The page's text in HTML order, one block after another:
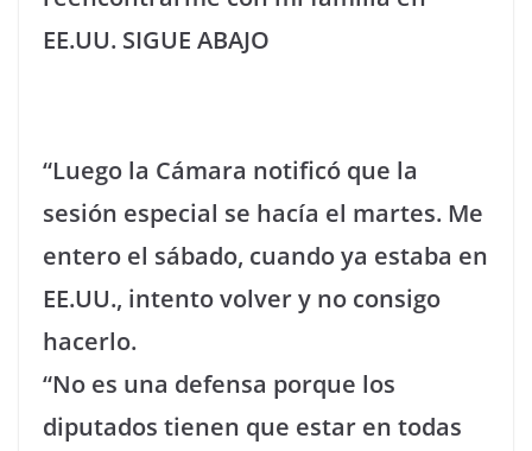
EE.UU. SIGUE ABAJO
“Luego la Cámara notificó que la
sesión especial se hacía el martes. Me
entero el sábado, cuando ya estaba en
EE.UU., intento volver y no consigo
hacerlo.
“No es una defensa porque los
diputados tienen que estar en todas